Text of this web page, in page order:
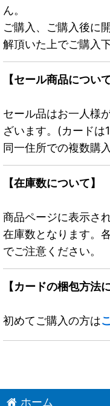
ん。
ご購入、ご購入後に
解頂いた上でご購入下
【セール商品について
セール品はお一人様
ざいます。(カードは
同一住所での複数購
【在庫数について】
商品ページに表示さ
在庫数となります。
でご注意ください。
【カードの梱包方法
初めてご購入の方は
ホーム